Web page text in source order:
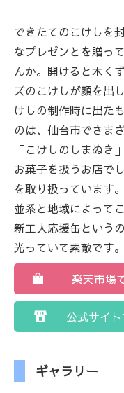
できたてのこけしを
なプレゼンとを贈っ
んか。開けると木く
ズのこけしが顔を出
けしの制作時に出た
のは、仙台市でさま
「こけしのしまぬき
お菓子を扱うお店で
を取り扱っています
並系と地域によって
新工人応援缶という
光っていて素敵です。
楽天市場
公式サイト
ギャラリー